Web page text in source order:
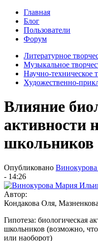
Главная
Блог
Пользователи
Форум
Литературное
Музыкальное
Научно-техническое
Художественно-
Влияние
активности
школьников
Опубликовано
- 14:26
Автор:
Кондакова Оля,
Гипотеза: биологическая
школьников (возможно,
или наоборот)